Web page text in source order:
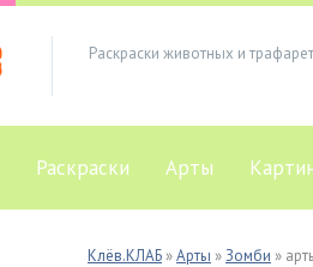
Раскраски животных и
Раскраски Арты
Клёв.КЛАБ »Арты »Зомби »